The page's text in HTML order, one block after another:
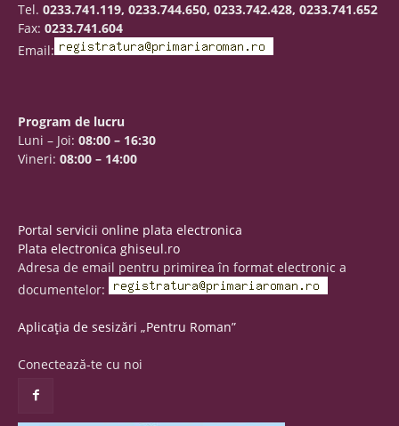
Tel. 0233.741.119, 0233.744.650, 0233.742.428, 0233.741.652
Fax: 0233.741.604
Email:
Program de lucru
Luni – Joi: 08:00 – 16:30
Vineri: 08:00 – 14:00
Portal servicii online plata electronica
Plata electronica ghiseul.ro
Adresa de email pentru primirea în format electronic a
documentelor:
Aplicația de sesizări „Pentru Roman”
Conectează-te cu noi